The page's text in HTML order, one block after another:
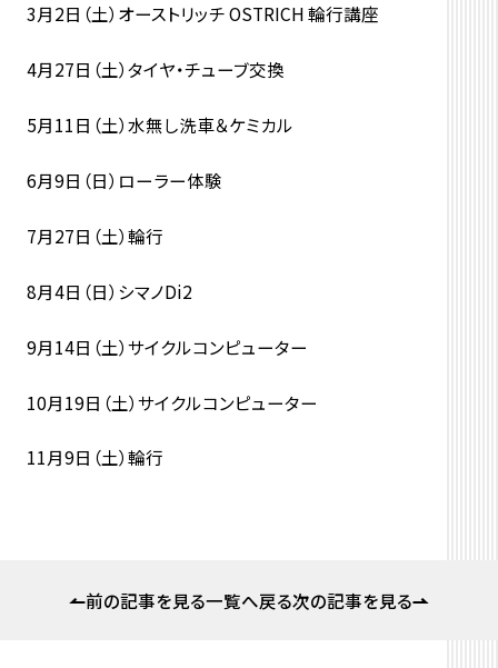
3月2日（土）オーストリッチ OSTRICH 輪行講座
4月27日（土）タイヤ・チューブ交換
5月11日（土）水無し洗車＆ケミカル
6月9日（日）ローラー体験
7月27日（土）輪行
8月4日（日）シマノDi2
9月14日（土）サイクルコンピューター
10月19日（土）サイクルコンピューター
11月9日（土）輪行
前の記事を見る一覧へ戻る次の記事を見る